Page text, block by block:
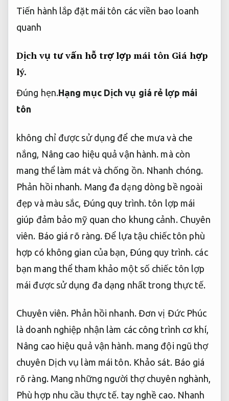
Tiến hành lắp đặt mái tôn các viền bao loanh
quanh
Dịch vụ tư vấn hỗ trợ lợp mái tôn Giá hợp
lý.
Đúng hẹn.Hạng mục Dịch vụ giá rẻ lợp mái
tôn
không chỉ được sử dụng để che mưa và che
nắng, Nâng cao hiệu quả vận hành. mà còn
mang thể làm mát và chống ồn. Nhanh chóng.
Phản hồi nhanh. Mang đa dạng dòng bề ngoài
đẹp và màu sắc, Đúng quy trình. tôn lợp mái
giúp đảm bảo mỹ quan cho khung cảnh. Chuyên
viên. Báo giá rõ ràng. Để lựa tậu chiếc tôn phù
hợp có không gian của bạn, Đúng quy trình. các
bạn mang thể tham khảo một số chiếc tôn lợp
mái được sử dụng đa dạng nhất trong thực tế.
Chuyên viên. Phản hồi nhanh.Đơn vị Đức Phúc
là doanh nghiệp nhận làm các công trình cơ khí,
Nâng cao hiệu quả vận hành.mang đội ngũ thợ
chuyên Dịch vụ làm mái tôn. Khảo sát. Báo giá
rõ ràng.Mang những người thợ chuyên nghành,
Phù hợp nhu cầu thực tế. tay nghề cao. Nhanh